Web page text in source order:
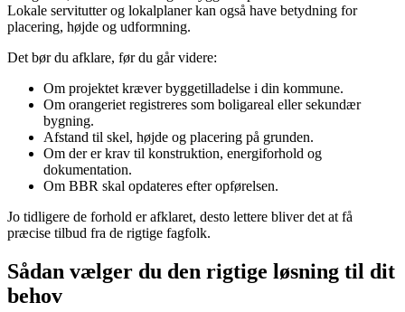
Lokale servitutter og lokalplaner kan også have betydning for
placering, højde og udformning.
Det bør du afklare, før du går videre:
Om projektet kræver byggetilladelse i din kommune.
Om orangeriet registreres som boligareal eller sekundær
bygning.
Afstand til skel, højde og placering på grunden.
Om der er krav til konstruktion, energiforhold og
dokumentation.
Om BBR skal opdateres efter opførelsen.
Jo tidligere de forhold er afklaret, desto lettere bliver det at få
præcise tilbud fra de rigtige fagfolk.
Sådan vælger du den rigtige løsning til dit
behov